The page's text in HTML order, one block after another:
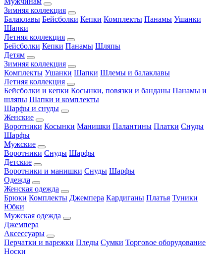
Зимняя коллекция
Балаклавы Бейсболки Кепки Комплекты Панамы Ушанки
Шапки
Летняя коллекция
Бейсболки Кепки Панамы Шляпы
Детям
Зимняя коллекция
Комплекты Ушанки Шапки Шлемы и балаклавы
Летняя коллекция
Бейсболки и кепки Косынки, повязки и банданы Панамы и
шляпы Шапки и комплекты
Шарфы и снуды
Женские
Воротники Косынки Манишки Палантины Платки Снуды
Шарфы
Мужские
Воротники Снуды Шарфы
Детские
Воротники и манишки Снуды Шарфы
Одежда
Женская одежда
Брюки Комплекты Джемпера Кардиганы Платья Туники
Юбки
Мужская одежда
Джемпера
Аксессуары
Перчатки и варежки Пледы Сумки Торговое оборудование
Носки